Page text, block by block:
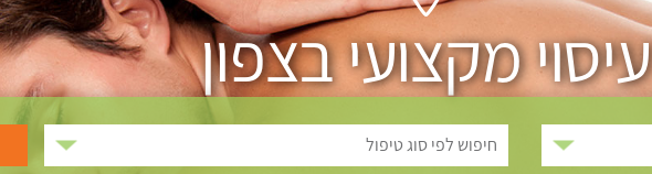
עיסוי מקצועי בצפון
חיפוש לפי סוג טיפול